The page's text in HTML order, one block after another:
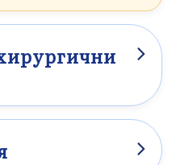
като операции
на клепачите или
прецизност и най-